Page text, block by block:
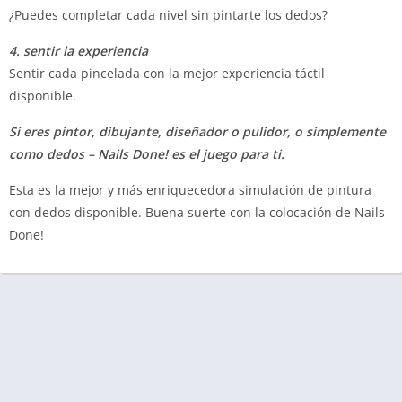
¿Puedes completar cada nivel sin pintarte los dedos?
4. sentir la experiencia
Sentir cada pincelada con la mejor experiencia táctil
disponible.
Si eres pintor, dibujante, diseñador o pulidor, o simplemente
como dedos – Nails Done! es el juego para ti.
Esta es la mejor y más enriquecedora simulación de pintura
con dedos disponible. Buena suerte con la colocación de Nails
Done!